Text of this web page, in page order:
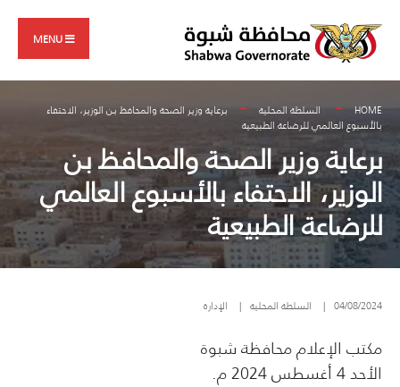
content
MENU
HOME السلطة المحلية
برعاية وزير الصحة والمحافظ بن الوزير، الاحتفاء
بالأسبوع العالمي للرضاعة الطبيعية
برعاية وزير الصحة والمحافظ بن
الوزير، الاحتفاء بالأسبوع العالمي
للرضاعة الطبيعية
04/08/2024
| السلطة المحلية | الإدارة
مكتب الإعلام محافظة شبوة
الأحد 4 أغسطس 2024 م.
for: